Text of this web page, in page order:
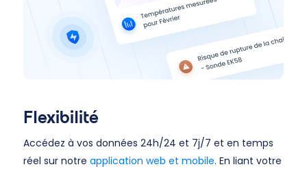
Flexibilité
Accédez à vos données 24h/24 et 7j/7 et en temps
réel sur notre application web et mobile. En liant votre